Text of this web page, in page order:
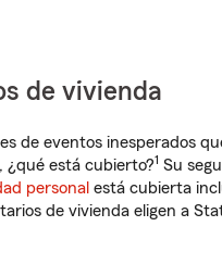
de vivienda
de eventos inesperados
¿qué está cubierto?1 Su
personal está cubierta
de vivienda eligen a